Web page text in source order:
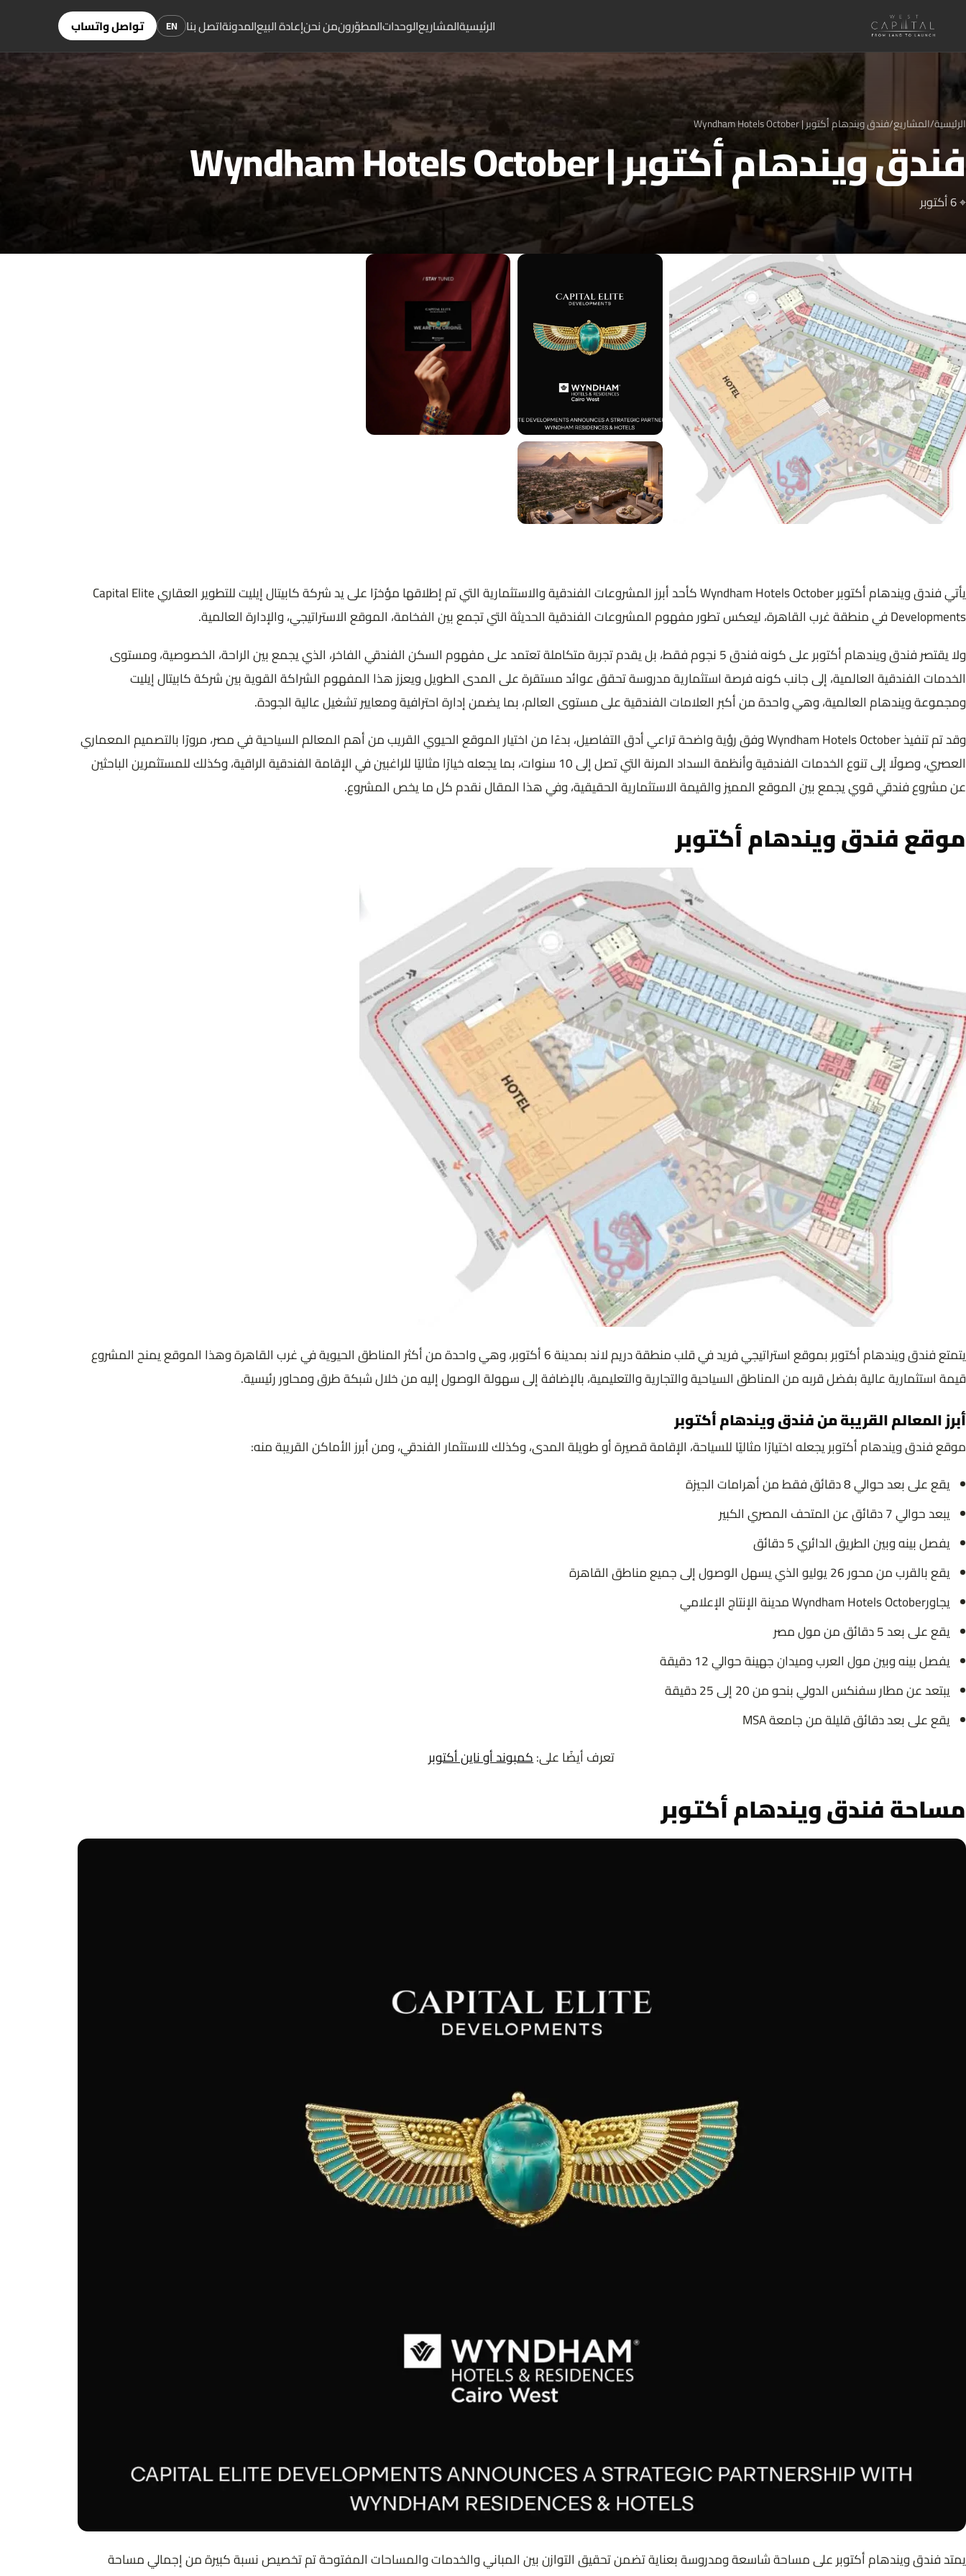
الرئيسيةالمشاريعالوحداتالمطوّرونمن نحنإعادة البيعالمدونةاتصل بنا EN تواصل واتساب
الرئيسية/المشاريع/فندق ويندهام أكتوبر | Wyndham Hotels October
فندق ويندهام أكتوبر | Wyndham Hotels October
⌖ 6 أكتوبر
يأتي فندق ويندهام أكتوبر Wyndham Hotels October كأحد أبرز المشروعات الفندقية والاستثمارية التي تم إطلاقها مؤخرًا على يد شركة كابيتال إيليت للتطوير العقاري Capital Elite
Developments في منطقة غرب القاهرة، ليعكس تطور مفهوم المشروعات الفندقية الحديثة التي تجمع بين الفخامة، الموقع الاستراتيجي، والإدارة العالمية.
ولا يقتصر فندق ويندهام أكتوبر على كونه فندق 5 نجوم فقط، بل يقدم تجربة متكاملة تعتمد على مفهوم السكن الفندقي الفاخر، الذي يجمع بين الراحة، الخصوصية، ومستوى
الخدمات الفندقية العالمية، إلى جانب كونه فرصة استثمارية مدروسة تحقق عوائد مستقرة على المدى الطويل ويعزز هذا المفهوم الشراكة القوية بين شركة كابيتال إيليت
ومجموعة ويندهام العالمية، وهي واحدة من أكبر العلامات الفندقية على مستوى العالم، بما يضمن إدارة احترافية ومعايير تشغيل عالية الجودة.
وقد تم تنفيذ Wyndham Hotels October وفق رؤية واضحة تراعي أدق التفاصيل، بدءًا من اختيار الموقع الحيوي القريب من أهم المعالم السياحية في مصر، مرورًا بالتصميم المعماري
العصري، وصولًا إلى تنوع الخدمات الفندقية وأنظمة السداد المرنة التي تصل إلى 10 سنوات، بما يجعله خيارًا مثاليًا للراغبين في الإقامة الفندقية الراقية، وكذلك للمستثمرين الباحثين
عن مشروع فندقي قوي يجمع بين الموقع المميز والقيمة الاستثمارية الحقيقية، وفي هذا المقال نقدم كل ما يخص المشروع.
موقع فندق ويندهام أكتوبر
يتمتع فندق ويندهام أكتوبر بموقع استراتيجي فريد في قلب منطقة دريم لاند بمدينة 6 أكتوبر، وهي واحدة من أكثر المناطق الحيوية في غرب القاهرة وهذا الموقع يمنح المشروع
قيمة استثمارية عالية بفضل قربه من المناطق السياحية والتجارية والتعليمية، بالإضافة إلى سهولة الوصول إليه من خلال شبكة طرق ومحاور رئيسية.
أبرز المعالم القريبة من فندق ويندهام أكتوبر
موقع فندق ويندهام أكتوبر يجعله اختيارًا مثاليًا للسياحة، الإقامة قصيرة أو طويلة المدى، وكذلك للاستثمار الفندقي، ومن أبرز الأماكن القريبة منه:
يقع على بعد حوالي 8 دقائق فقط من أهرامات الجيزة
يبعد حوالي 7 دقائق عن المتحف المصري الكبير
يفصل بينه وبين الطريق الدائري 5 دقائق
يقع بالقرب من محور 26 يوليو الذي يسهل الوصول إلى جميع مناطق القاهرة
يجاورWyndham Hotels October مدينة الإنتاج الإعلامي
يقع على بعد 5 دقائق من مول مصر
يفصل بينه وبين مول العرب وميدان جهينة حوالي 12 دقيقة
يبتعد عن مطار سفنكس الدولي بنحو من 20 إلى 25 دقيقة
يقع على بعد دقائق قليلة من جامعة MSA
تعرف أيضًا على:كمبوند أو ناين أكتوبر
مساحة فندق ويندهام أكتوبر
يمتد فندق ويندهام أكتوبر على مساحة شاسعة ومدروسة بعناية تضمن تحقيق التوازن بين المباني والخدمات والمساحات المفتوحة تم تخصيص نسبة كبيرة من إجمالي مساحة